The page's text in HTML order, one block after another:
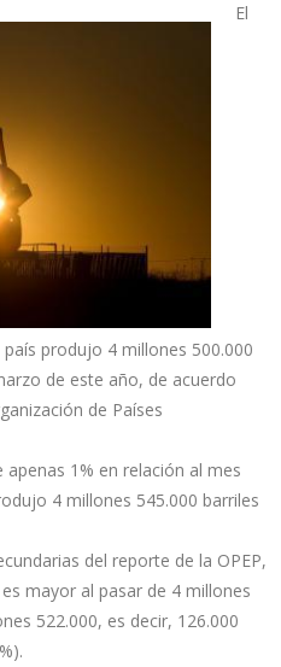
El
produjo 4 millones 500.000
de este año, de acuerdo
de Países
1% en relación al mes
4 millones 545.000 barriles
del reporte de la OPEP,
mayor al pasar de 4 millones
522.000, es decir, 126.000